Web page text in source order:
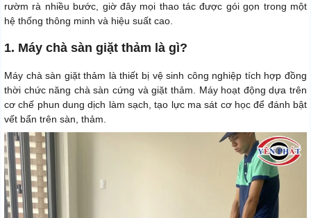
rườm rà nhiều bước, giờ đây mọi thao tác được gói gọn trong một
hệ thống thông minh và hiệu suất cao.
1. Máy chà sàn giặt thảm là gì?
Máy chà sàn giặt thảm là thiết bị vệ sinh công nghiệp tích hợp đồng
thời chức năng chà sàn cứng và giặt thảm. Máy hoạt động dựa trên
cơ chế phun dung dịch làm sạch, tạo lực ma sát cơ học để đánh bật
vết bẩn trên sàn, thảm.